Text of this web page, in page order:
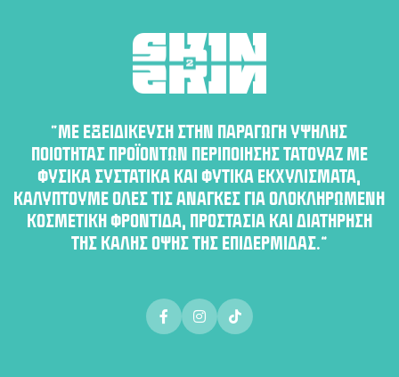
“ΜΕ ΕΞΕΙΔΊΚΕΥΣΗ ΣΤΗΝ ΠΑΡΑΓΩΓΉ ΥΨΗΛΉΣ
ΠΟΙΌΤΗΤΑΣ ΠΡΟΪΌΝΤΩΝ ΠΕΡΙΠΟΊΗΣΗΣ ΤΑΤΟΥΆΖ ΜΕ
ΦΥΣΙΚΆ ΣΥΣΤΑΤΙΚΆ ΚΑΙ ΦΥΤΙΚΆ ΕΚΧΥΛΊΣΜΑΤΑ,
ΚΑΛΎΠΤΟΥΜΕ ΌΛΕΣ ΤΙΣ ΑΝΆΓΚΕΣ ΓΙΑ ΟΛΟΚΛΗΡΩΜΈΝΗ
ΚΟΣΜΕΤΙΚΉ ΦΡΟΝΤΊΔΑ, ΠΡΟΣΤΑΣΊΑ ΚΑΙ ΔΙΑΤΉΡΗΣΗ
ΤΗΣ ΚΑΛΉΣ ΌΨΗΣ ΤΗΣ ΕΠΙΔΕΡΜΊΔΑΣ.”